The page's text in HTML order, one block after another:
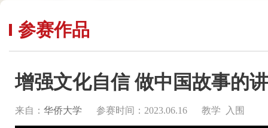
参赛作品
增强文化自信 做中国故事的
来自： 华侨大学 参赛时间：2023.06.16 教学 入围